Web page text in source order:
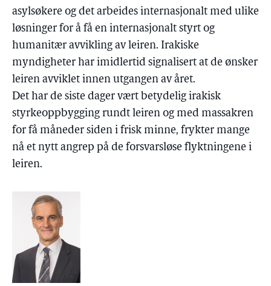
asylsøkere og det arbeides internasjonalt med ulike
løsninger for å få en internasjonalt styrt og
humanitær avvikling av leiren. Irakiske
myndigheter har imidlertid signalisert at de ønsker
leiren avviklet innen utgangen av året.
Det har de siste dager vært betydelig irakisk
styrkeoppbygging rundt leiren og med massakren
for få måneder siden i frisk minne, frykter mange
nå et nytt angrep på de forsvarsløse flyktningene i
leiren.